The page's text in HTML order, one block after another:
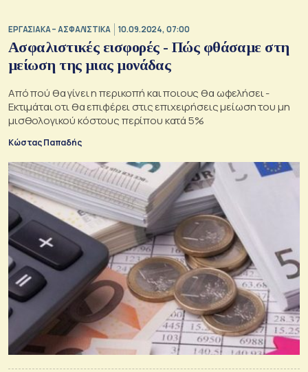
ΕΡΓΑΣΙΑΚΑ – ΑΣΦΑΛΙΣΤΙΚΑ 10.09.2024, 07:00
Ασφαλιστικές εισφορές - Πώς φθάσαμε στη
μείωση της μιας μονάδας
Από πού θα γίνει η περικοπή και ποιους θα ωφελήσει -
Εκτιμάται οτι θα επιφέρει στις επιχειρήσεις μείωση του μη
μισθολογικού κόστους περίπου κατά 5%
Κώστας Παπαδής